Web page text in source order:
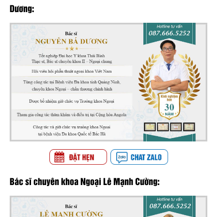
Dương:
Bác sĩ chuyên khoa Ngoại Lê Mạnh Cường: